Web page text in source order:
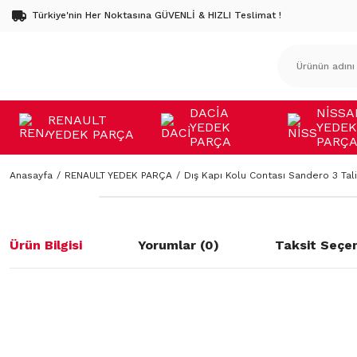
Türkiye'nin Her Noktasına GÜVENLİ & HIZLI Teslimat !
RENAULT
YEDEK PARÇA
DACİA
YEDEK
PARÇA
YEDEK
PARÇA
Anasayfa RENAULT YEDEK PARÇA Dış Kapı Kolu Contası Sandero 3
Ürün Bilgisi Yorumlar (0) Taksit